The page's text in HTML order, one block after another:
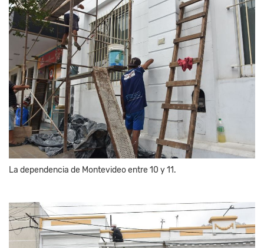
La dependencia de Montevideo entre 10 y 11.